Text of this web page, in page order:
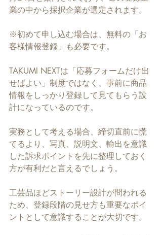
業の中から採択企業が選定されます。
※初めて申し込む場合は、無料の「お
客様情報登録」も必要です。
TAKUMI NEXTは「応募フォームだけ出
せばよい」制度ではなく、事前に商品
情報をしっかり登録して見てもらう設
計になっているのです。
実務として考える場合、締切直前に慌
てるより、写真、説明文、輸出を意識
した訴求ポイントを先に整理しておく
方が有利だと言えるでしょう。
工芸品ほどストーリー設計が問われる
ため、登録段階の見せ方も重要なポイ
ントとして意識することが大切です。